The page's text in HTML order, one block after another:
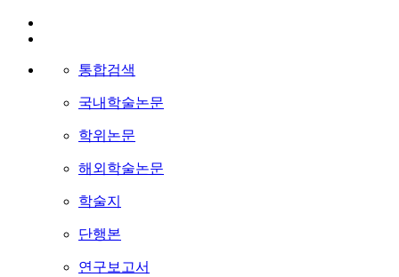
통합검색
국내학술논문
학위논문
해외학술논문
학술지
단행본
연구보고서